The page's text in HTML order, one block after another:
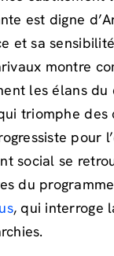
est digne
et sa
montre
les élans
triomphe
pour
social se
du
, qui interroge